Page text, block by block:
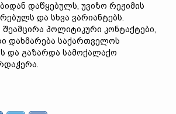
დაწყებულს, უვიზო რეჟიმის
და სხვა ვარიანტებს.
შეამცირა პოლიტიკური კონტაქტები,
დახმარება საქართველოს
და გაზარდა სამოქალაქო